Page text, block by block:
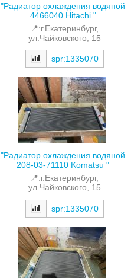
"Радиатор охлаждения водяной
4466040 Hitachi "
📍:г.Екатеринбург,
ул.Чайковского, 15
spr:1335070
"Радиатор охлаждения водяной
208-03-71110 Komatsu "
📍:г.Екатеринбург,
ул.Чайковского, 15
spr:1335070